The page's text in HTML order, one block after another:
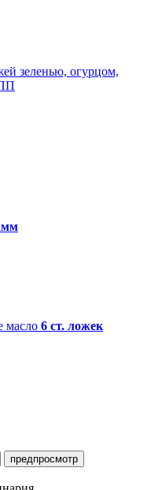
зеленью, огурцом,
масло 6 ст. ложек
предпросмотр